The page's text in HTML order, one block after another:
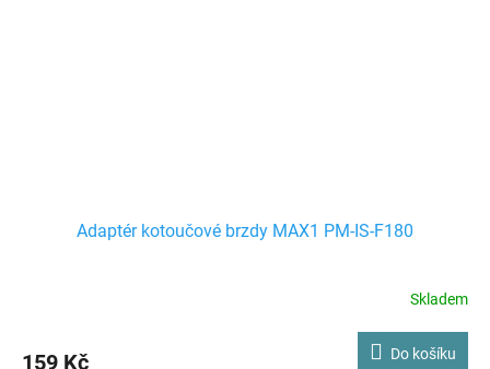
Adaptér kotoučové brzdy MAX1 PM-IS-F180
Skladem
159 Kč Do košíku